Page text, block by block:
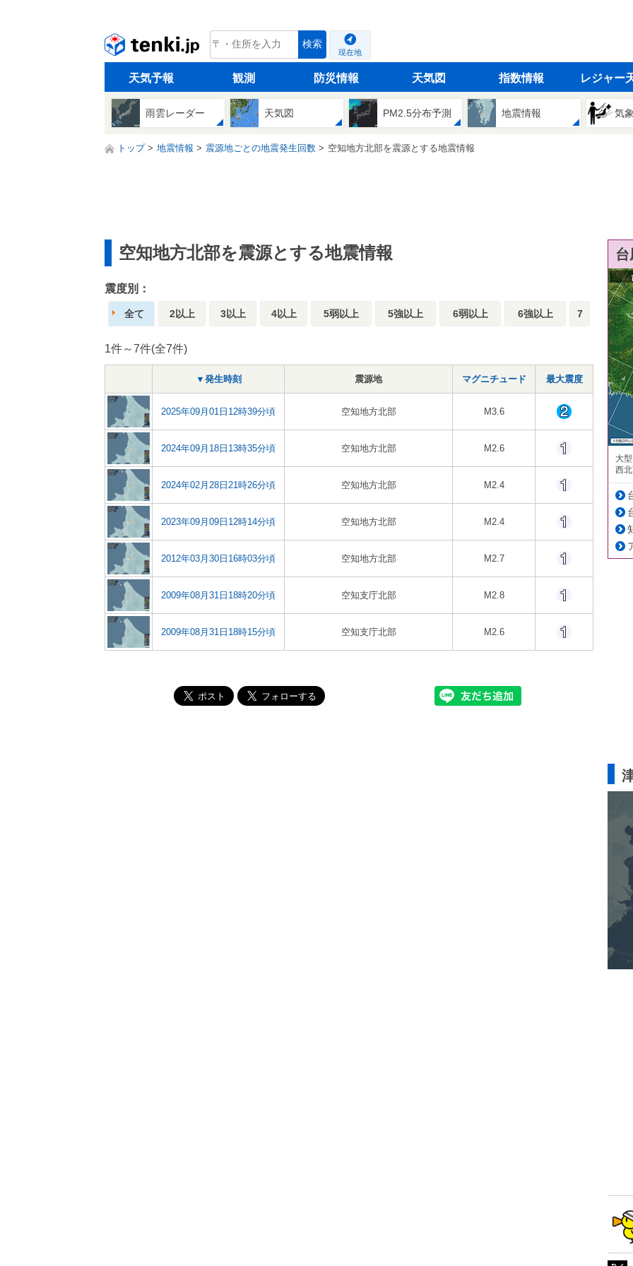
tenki.jp 検索
現在地
天気予報 観測 防災情報 天気図 指数情報 レジャー
雨雲レーダー 天気図 PM2.5分布予測 地震情報 気
トップ 地震情報 震源地ごとの地震発生回数 空知地方北部を震源とする地震情報
空知地方北部を震源とする地震情報
震度別：
全て 2以上 3以上 4以上 5弱以上 5強以上 6弱以上 6強以上 7
1件～7件(全7件)
▼発生時刻 震源地 マグニチュード 最大震度
2025年09月01日12時39分頃 空知地方北部 M3.6
2024年09月18日13時35分頃 空知地方北部 M2.6
2024年02月28日21時26分頃 空知地方北部 M2.4
2023年09月09日12時14分頃 空知地方北部 M2.4
2012年03月30日16時03分頃 空知地方北部 M2.7
2009年08月31日18時20分頃 空知支庁北部 M2.8
2009年08月31日18時15分頃 空知支庁北部 M2.6
大
西